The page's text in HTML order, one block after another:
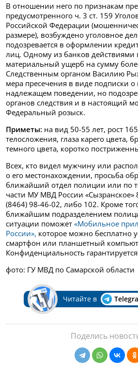
В отношении него по признакам
предусмотренного ч. 3 ст. 159
Российской Федерации
размере), возбуждено уголовное
подозревается в оформлении
лиц. Одному из банков действиями
материальный ущерб на сумму
Следственным органом Василию
мера пресечения в виде подписки о
надлежащем поведении, но
органов следствия и в настоящий
Федеральный розыск.
Приметы: на вид 50-55 лет, рост
телосложения, глаза карего цвета,
темного цвета, коротко
Всех, кто видел мужчину или
о его местонахождении, просьба
ближайший отдел полиции или по
части МУ МВД России «Сызранское»
(8464) 98-46-02, либо 102. Кроме
ближайшим подразделением
ситуации поможет «Мобильное
России», которое можно бесплатно
смартфон или планшетный
Конфиденциальность
фото: ГУ МВД по Самарской области
Читайте в
Поделись